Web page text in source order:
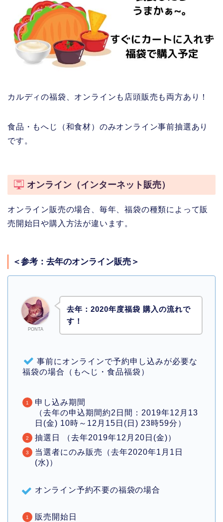
カルディの福袋、オンラインも店頭販売も両方あり！
食品・もへじ（和食材）のみオンライン事前抽選あり
です。
オンライン（インターネット販売）
オンライン販売の場合、毎年、福袋の種類によって販
売開始日や購入方法が違います。
＜参考：去年のオンライン販売＞
PONTA
去年：2020年度福袋 購入の流れで
す！
事前にオンラインで予約申し込みが必要な
福袋の場合（もへじ・食品福袋）
申し込み期間
（去年の申込期間約2日間：2019年12月13
日(金) 10時～12月15日(日) 23時59分）
抽選日 （去年2019年12月20日(金)）
当選者にのみ販売（去年2020年1月1日
(水)）
オンライン予約不要の福袋の場合
販売開始日